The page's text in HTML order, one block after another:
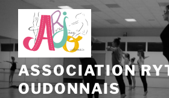
ASSOCIATION
OUDONNAIS